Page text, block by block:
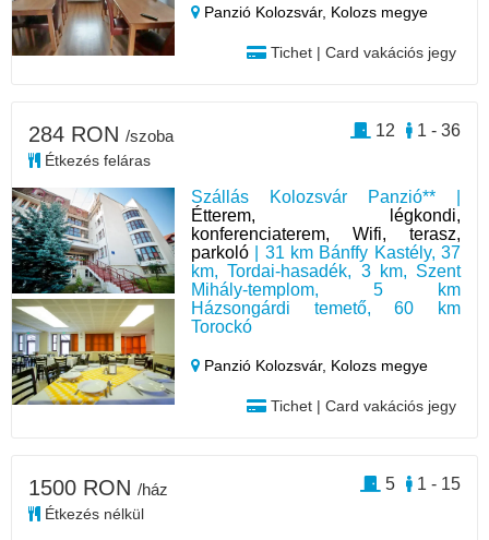
Panzió Kolozsvár, Kolozs megye
Tichet | Card vakációs jegy
Szállás Kolozsvár Panzió** |
Étterem, légkondi,
konferenciaterem, Wifi, terasz,
parkoló | 31 km Bánffy Kastély, 37
km, Tordai-hasadék, 3 km, Szent
Mihály-templom, 5 km
Házsongárdi temető, 60 km
Torockó
Panzió Kolozsvár, Kolozs megye
Tichet | Card vakációs jegy
284 RON /szoba
Étkezés feláras
1 - 36
12
1500 RON /ház
Étkezés nélkül
1 - 15
5